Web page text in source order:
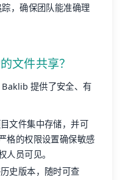
，确保团队能准确理
文件共享？
提供了安全、有
文件集中存储，并可
格的权限设置确保敏感
员可见。
史版本，随时可查